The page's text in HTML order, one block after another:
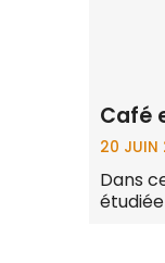
Café
20 JUIN
Dans